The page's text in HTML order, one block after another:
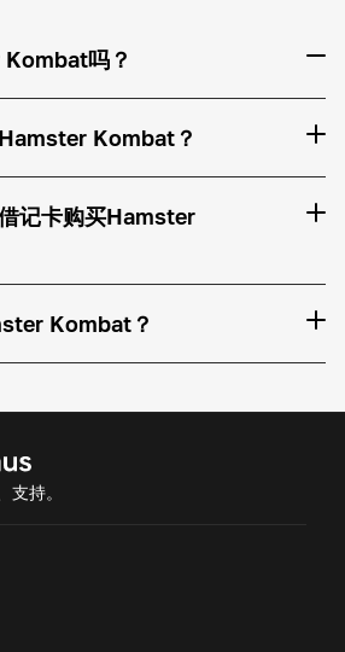
吗？
Kombat？
记卡购买Hamster
Kombat？
支持。